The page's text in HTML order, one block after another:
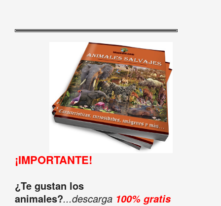
¡IMPORTANTE!
¿Te gustan los
animales?...descarga 100% gratis